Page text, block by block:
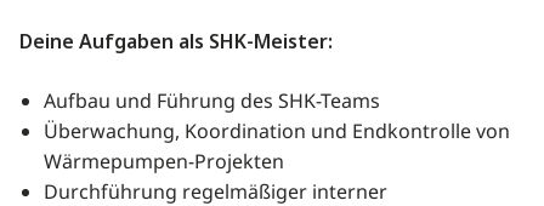
Deine Aufgaben als SHK-Meister:
Aufbau und Führung des SHK-Teams
Überwachung, Koordination und Endkontrolle von
Wärmepumpen-Projekten
Durchführung regelmäßiger interner